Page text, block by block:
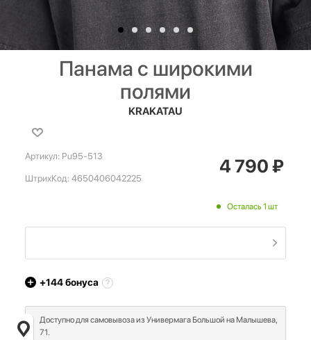
Панама с широкими
полями
KRAKATAU
Артикул: Pu95-513
ШтрихКод: 4650406042225
4 790₽
Осталась 1 шт
+144бонуса
Доступно для самовывоза из Универмага Большой на Малышева,
71.